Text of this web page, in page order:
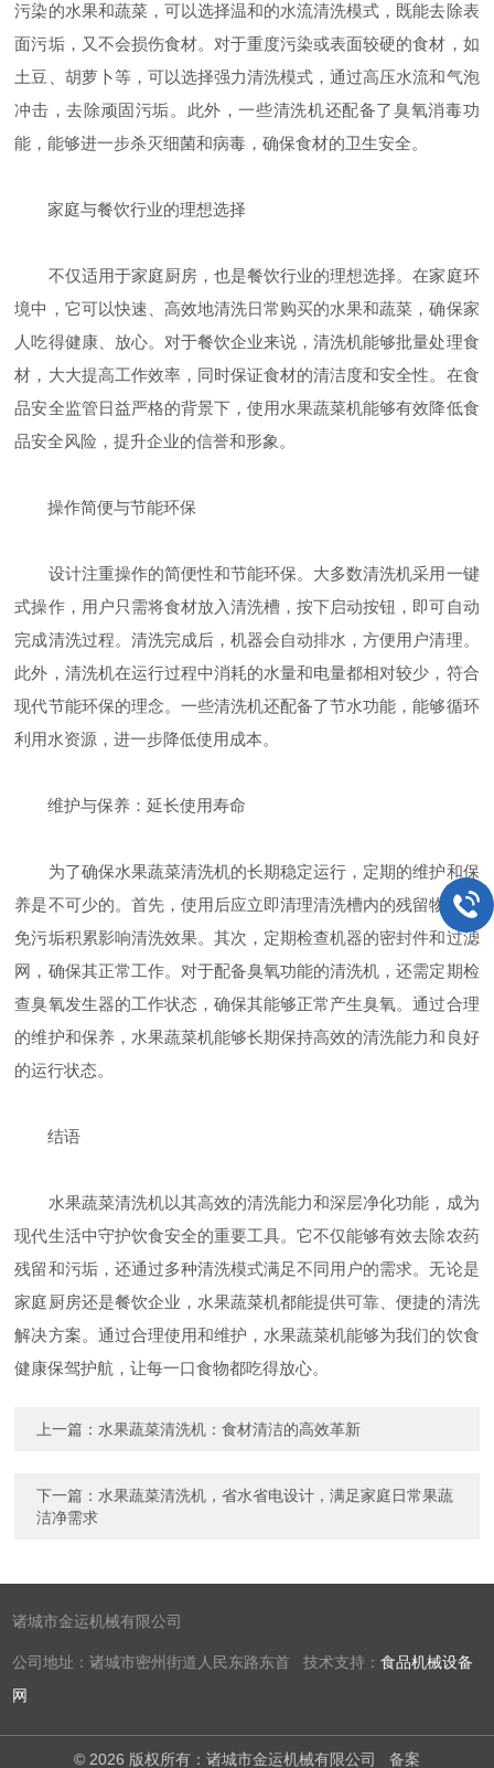
污染的水果和蔬菜，可以选择温和的水流清洗模式，既能去除表
面污垢，又不会损伤食材。对于重度污染或表面较硬的食材，如
土豆、胡萝卜等，可以选择强力清洗模式，通过高压水流和气泡
冲击，去除顽固污垢。此外，一些清洗机还配备了臭氧消毒功
能，能够进一步杀灭细菌和病毒，确保食材的卫生安全。
家庭与餐饮行业的理想选择
不仅适用于家庭厨房，也是餐饮行业的理想选择。在家庭环
境中，它可以快速、高效地清洗日常购买的水果和蔬菜，确保家
人吃得健康、放心。对于餐饮企业来说，清洗机能够批量处理食
材，大大提高工作效率，同时保证食材的清洁度和安全性。在食
品安全监管日益严格的背景下，使用水果蔬菜机能够有效降低食
品安全风险，提升企业的信誉和形象。
操作简便与节能环保
设计注重操作的简便性和节能环保。大多数清洗机采用一键
式操作，用户只需将食材放入清洗槽，按下启动按钮，即可自动
完成清洗过程。清洗完成后，机器会自动排水，方便用户清理。
此外，清洗机在运行过程中消耗的水量和电量都相对较少，符合
现代节能环保的理念。一些清洗机还配备了节水功能，能够循环
利用水资源，进一步降低使用成本。
维护与保养：延长使用寿命
为了确保水果蔬菜清洗机的长期稳定运行，定期的维护和保
养是不可少的。首先，使用后应立即清理清洗槽内的残留物，避
免污垢积累影响清洗效果。其次，定期检查机器的密封件和过滤
网，确保其正常工作。对于配备臭氧功能的清洗机，还需定期检
查臭氧发生器的工作状态，确保其能够正常产生臭氧。通过合理
的维护和保养，水果蔬菜机能够长期保持高效的清洗能力和良好
的运行状态。
结语
水果蔬菜清洗机以其高效的清洗能力和深层净化功能，成为
现代生活中守护饮食安全的重要工具。它不仅能够有效去除农药
残留和污垢，还通过多种清洗模式满足不同用户的需求。无论是
家庭厨房还是餐饮企业，水果蔬菜机都能提供可靠、便捷的清洗
解决方案。通过合理使用和维护，水果蔬菜机能够为我们的饮食
健康保驾护航，让每一口食物都吃得放心。
上一篇： 水果蔬菜清洗机：食材清洁的高效革新
下一篇： 水果蔬菜清洗机，省水省电设计，满足家庭日常果蔬
洁净需求
诸城市金运机械有限公司
公司地址：诸城市密州街道人民东路东首 技术支持：食品机械设备
网
© 2026 版权所有：诸城市金运机械有限公司 备案